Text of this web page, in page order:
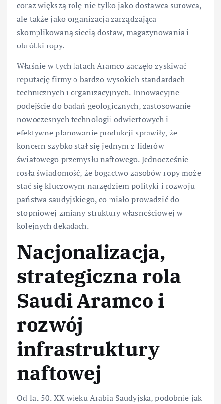
coraz większą rolę nie tylko jako dostawca surowca,
ale także jako organizacja zarządzająca
skomplikowaną siecią dostaw, magazynowania i
obróbki ropy.
Właśnie w tych latach Aramco zaczęło zyskiwać
reputację firmy o bardzo wysokich standardach
technicznych i organizacyjnych. Innowacyjne
podejście do badań geologicznych, zastosowanie
nowoczesnych technologii odwiertowych i
efektywne planowanie produkcji sprawiły, że
koncern szybko stał się jednym z liderów
światowego przemysłu naftowego. Jednocześnie
rosła świadomość, że bogactwo zasobów ropy może
stać się kluczowym narzędziem polityki i rozwoju
państwa saudyjskiego, co miało prowadzić do
stopniowej zmiany struktury własnościowej w
kolejnych dekadach.
Nacjonalizacja,
strategiczna rola
Saudi Aramco i
rozwój
infrastruktury
naftowej
Od lat 50. XX wieku Arabia Saudyjska, podobnie jak